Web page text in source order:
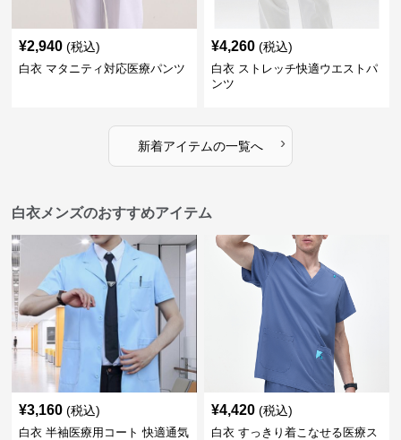
¥2,940 (税込)
白衣 マタニティ対応医療パンツ
¥4,260 (税込)
白衣 ストレッチ快適ウエストパ
ンツ
新着アイテムの一覧へ ›
白衣メンズのおすすめアイテム
¥3,160 (税込)
白衣 半袖医療用コート 快適通気
¥4,420 (税込)
白衣 すっきり着こなせる医療ス